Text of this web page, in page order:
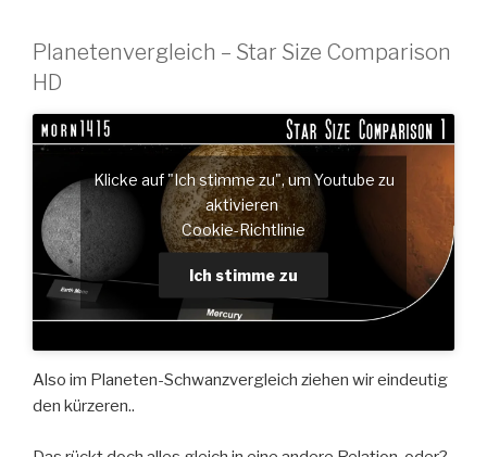
Planetenvergleich – Star Size Comparison
HD
Klicke auf "Ich stimme zu", um Youtube zu
aktivieren
Cookie-Richtlinie
Ich stimme zu
Also im Planeten-Schwanzvergleich ziehen wir eindeutig
den kürzeren..